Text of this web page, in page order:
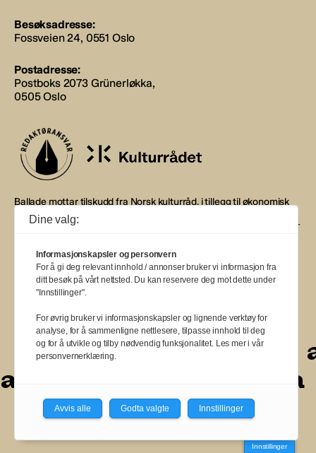
Besøksadresse:
Fossveien 24, 0551 Oslo
Postadresse:
Postboks 2073 Grünerløkka,
0505 Oslo
Ballade mottar tilskudd fra Norsk kulturråd, i tillegg til økonomisk
støtte fra eierne NOPA, Norsk komponistforening og
Musikkforleggerne. Ballade drives etter Redaktør- og Vær Varsom-
BALLADE — NORGES MUSIKKMAGASIN
a
aa
aa
aa
a
Innstillinger
Dine valg:
Informasjonskapsler og personvern
For å gi deg relevant innhold / annonser bruker vi informasjon fra
ditt besøk på vårt nettsted. Du kan reservere deg mot dette under
"Innstillinger".
For øvrig bruker vi informasjonskapsler og lignende verktøy for
analyse, for å sammenligne nettlesere, tilpasse innhold til deg
og for å utvikle og tilby nødvendig funksjonalitet. Les mer i vår
personvernerklæring.
Avvis alle Godta valgte Innstillinger